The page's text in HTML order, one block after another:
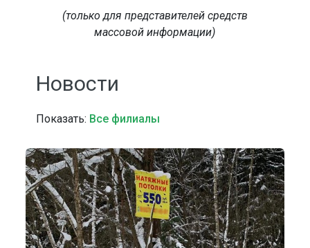
(только для представителей средств
массовой информации)
Новости
Показать: Все филиалы